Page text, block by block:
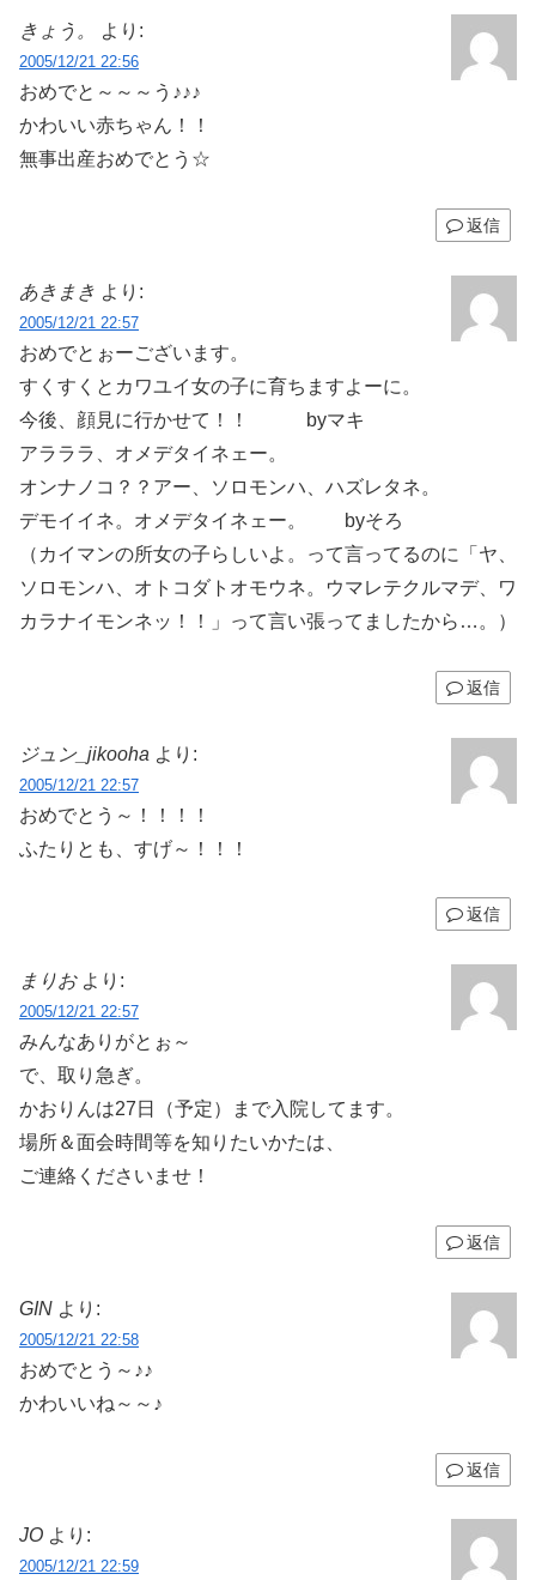
きょう。 より:
2005/12/21 22:56
おめでと～～～う♪♪♪
かわいい赤ちゃん！！
無事出産おめでとう☆
返信
あきまき より:
2005/12/21 22:57
おめでとぉーございます。
すくすくとカワユイ女の子に育ちますよーに。
今後、顔見に行かせて！！ byマキ
アラララ、オメデタイネェー。
オンナノコ？？アー、ソロモンハ、ハズレタネ。
デモイイネ。オメデタイネェー。 byそろ
（カイマンの所女の子らしいよ。って言ってるのに「ヤ、
ソロモンハ、オトコダトオモウネ。ウマレテクルマデ、ワ
カラナイモンネッ！！」って言い張ってましたから…。）
返信
ジュン_jikooha より:
2005/12/21 22:57
おめでとう～！！！！
ふたりとも、すげ～！！！
返信
まりお より:
2005/12/21 22:57
みんなありがとぉ～
で、取り急ぎ。
かおりんは27日（予定）まで入院してます。
場所＆面会時間等を知りたいかたは、
ご連絡くださいませ！
返信
GIN より:
2005/12/21 22:58
おめでとう～♪♪
かわいいね～～♪
返信
JO より:
2005/12/21 22:59